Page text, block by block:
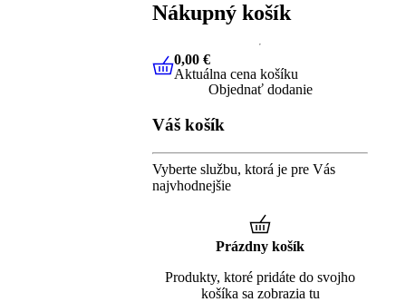
Nákupný košík
0,00 €Aktuálna cena košíku
0,00 €
Aktuálna cena košíku
Objednať dodanie
Váš košík
Vyberte službu, ktorá je pre Vás
najvhodnejšie
Prázdny košík
Produkty, ktoré pridáte do svojho
košíka sa zobrazia tu